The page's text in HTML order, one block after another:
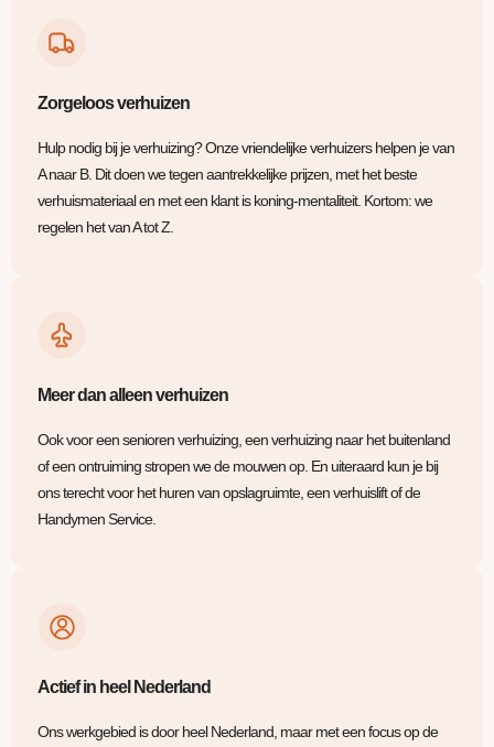
Zorgeloos verhuizen
Hulp nodig bij je verhuizing? Onze vriendelijke verhuizers helpen je van
A naar B. Dit doen we tegen aantrekkelijke prijzen, met het beste
verhuismateriaal en met een klant is koning-mentaliteit. Kortom: we
regelen het van A tot Z.
Meer dan alleen verhuizen
Ook voor een senioren verhuizing, een verhuizing naar het buitenland
of een ontruiming stropen we de mouwen op. En uiteraard kun je bij
ons terecht voor het huren van opslagruimte, een verhuislift of de
Handymen Service.
Actief in heel Nederland
Ons werkgebied is door heel Nederland, maar met een focus op de